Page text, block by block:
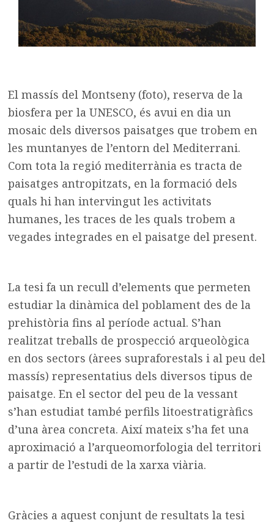
El massís del Montseny (foto), reserva de la
biosfera per la UNESCO, és avui en dia un
mosaic dels diversos paisatges que trobem en
les muntanyes de l’entorn del Mediterrani.
Com tota la regió mediterrània es tracta de
paisatges antropitzats, en la formació dels
quals hi han intervingut les activitats
humanes, les traces de les quals trobem a
vegades integrades en el paisatge del present.
La tesi fa un recull d’elements que permeten
estudiar la dinàmica del poblament des de la
prehistòria fins al període actual. S’han
realitzat treballs de prospecció arqueològica
en dos sectors (àrees supraforestals i al peu del
massís) representatius dels diversos tipus de
paisatge. En el sector del peu de la vessant
s’han estudiat també perfils litoestratigràfics
d’una àrea concreta. Així mateix s’ha fet una
aproximació a l’arqueomorfologia del territori
a partir de l’estudi de la xarxa viària.
Gràcies a aquest conjunt de resultats la tesi